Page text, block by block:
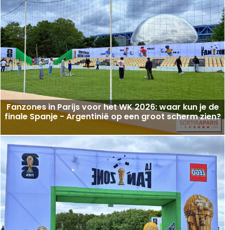
Fanzones in Parijs voor het WK 2026: waar kun je de
finale Spanje - Argentinië op een groot scherm zien?